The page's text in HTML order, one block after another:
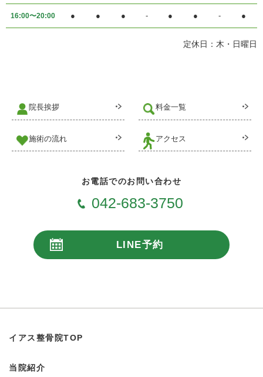
院長挨拶 料金一覧
施術の流れ アクセス
16:00〜20:00 ● ● ● - ● ● - ●
定休日：木・日曜日
お電話でのお問い合わせ
042-683-3750
LINE予約
イアス整骨院TOP
当院紹介